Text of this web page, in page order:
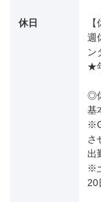
休日
週
ン
★
◎
基
さ
出
※
20